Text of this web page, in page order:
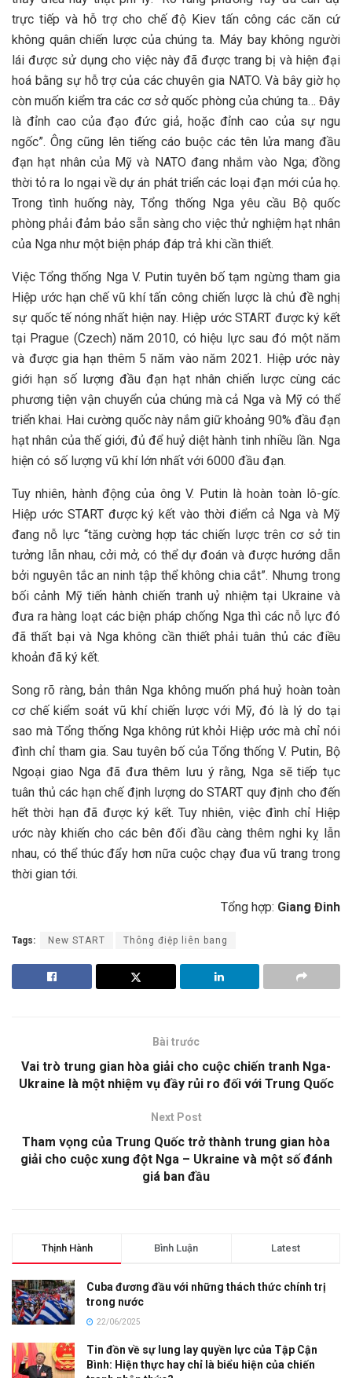
trực tiếp và hỗ trợ cho chế độ Kiev tấn công các căn cứ
không quân chiến lược của chúng ta. Máy bay không người
lái được sử dụng cho việc này đã được trang bị và hiện đại
hoá bằng sự hỗ trợ của các chuyên gia NATO. Và bây giờ họ
còn muốn kiểm tra các cơ sở quốc phòng của chúng ta… Đây
là đỉnh cao của đạo đức giả, hoặc đỉnh cao của sự ngu
ngốc”. Ông cũng lên tiếng cáo buộc các tên lửa mang đầu
đạn hạt nhân của Mỹ và NATO đang nhắm vào Nga; đồng
thời tỏ ra lo ngại về dự án phát triển các loại đạn mới của họ.
Trong tình huống này, Tổng thống Nga yêu cầu Bộ quốc
phòng phải đảm bảo sẵn sàng cho việc thử nghiệm hạt nhân
của Nga như một biện pháp đáp trả khi cần thiết.
Việc Tổng thống Nga V. Putin tuyên bố tạm ngừng tham gia
Hiệp ước hạn chế vũ khí tấn công chiến lược là chủ đề nghị
sự quốc tế nóng nhất hiện nay. Hiệp ước START được ký kết
tại Prague (Czech) năm 2010, có hiệu lực sau đó một năm
và được gia hạn thêm 5 năm vào năm 2021. Hiệp ước này
giới hạn số lượng đầu đạn hạt nhân chiến lược cùng các
phương tiện vận chuyển của chúng mà cả Nga và Mỹ có thể
triển khai. Hai cường quốc này nắm giữ khoảng 90% đầu đạn
hạt nhân của thế giới, đủ để huỷ diệt hành tinh nhiều lần. Nga
hiện có số lượng vũ khí lớn nhất với 6000 đầu đạn.
Tuy nhiên, hành động của ông V. Putin là hoàn toàn lô-gíc.
Hiệp ước START được ký kết vào thời điểm cả Nga và Mỹ
đang nỗ lực “tăng cường hợp tác chiến lược trên cơ sở tin
tưởng lẫn nhau, cởi mở, có thể dự đoán và được hướng dẫn
bởi nguyên tắc an ninh tập thể không chia cắt”. Nhưng trong
bối cảnh Mỹ tiến hành chiến tranh uỷ nhiệm tại Ukraine và
đưa ra hàng loạt các biện pháp chống Nga thì các nỗ lực đó
đã thất bại và Nga không cần thiết phải tuân thủ các điều
khoản đã ký kết.
Song rõ ràng, bản thân Nga không muốn phá huỷ hoàn toàn
cơ chế kiểm soát vũ khí chiến lược với Mỹ, đó là lý do tại
sao mà Tổng thống Nga không rút khỏi Hiệp ước mà chỉ nói
đình chỉ tham gia. Sau tuyên bố của Tổng thống V. Putin, Bộ
Ngoại giao Nga đã đưa thêm lưu ý rằng, Nga sẽ tiếp tục
tuân thủ các hạn chế định lượng do START quy định cho đến
hết thời hạn đã được ký kết. Tuy nhiên, việc đình chỉ Hiệp
ước này khiến cho các bên đối đầu càng thêm nghi kỵ lẫn
nhau, có thể thúc đẩy hơn nữa cuộc chạy đua vũ trang trong
thời gian tới.
Tổng hợp: Giang Đinh
Tags: New START Thông điệp liên bang
Bài trước
Vai trò trung gian hòa giải cho cuộc chiến tranh Nga-
Ukraine là một nhiệm vụ đầy rủi ro đối với Trung Quốc
Next Post
Tham vọng của Trung Quốc trở thành trung gian hòa
giải cho cuộc xung đột Nga – Ukraine và một số đánh
giá ban đầu
Thịnh Hành Bình Luận Latest
Cuba đương đầu với những thách thức chính trị
trong nước
22/06/2025
Tin đồn về sự lung lay quyền lực của Tập Cận
Bình: Hiện thực hay chỉ là biểu hiện của chiến